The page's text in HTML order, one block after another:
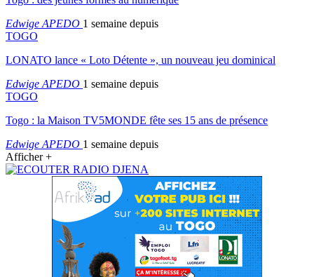
Edwige APEDO 1 semaine depuis
TOGO
LONATO lance « Loto Détente », un nouveau jeu dominical
Edwige APEDO 1 semaine depuis
TOGO
Togo : la Maison TV5MONDE fête ses 15 ans de présence
Edwige APEDO 1 semaine depuis
Afficher +